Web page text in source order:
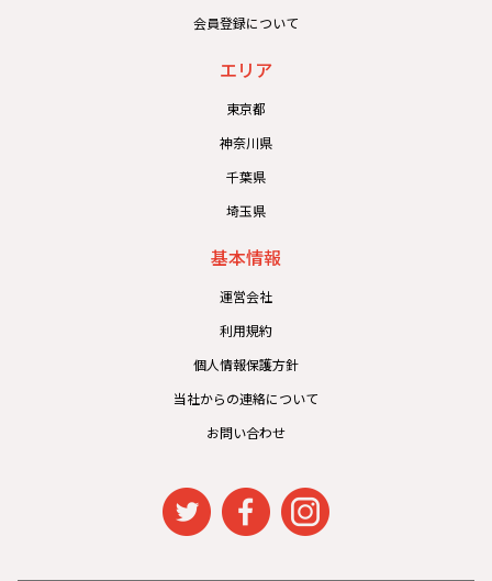
会員登録について
エリア
東京都
神奈川県
千葉県
埼玉県
基本情報
運営会社
利用規約
個人情報保護方針
当社からの連絡について
お問い合わせ